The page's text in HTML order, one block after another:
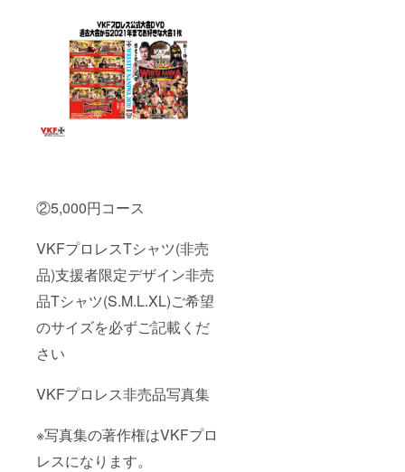
②5,000円コース
VKFプロレスTシャツ(非売
品)支援者限定デザイン非売
品Tシャツ(S.M.L.XL)ご希望
のサイズを必ずご記載くだ
さい
VKFプロレス非売品写真集
※写真集の著作権はVKFプロ
レスになります。